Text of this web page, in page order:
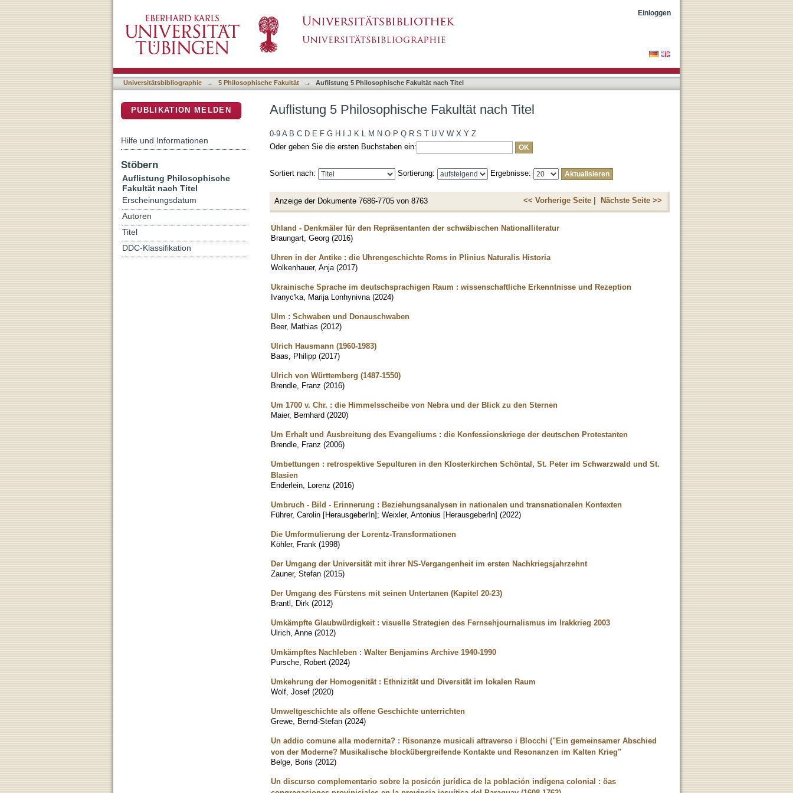
Einloggen
Universitätsbibliographie → 5 Philosophische Fakultät → Auflistung 5 Philosophische Fakultät nach Titel
Auflistung 5 Philosophische Fakultät nach Titel
0-9 A B C D E F G H J K L M N O P Q R S T U V W X Y Z
Oder geben Sie die ersten Buchstaben ein:
Sortiert nach: Sortierung: Ergebnisse:
Anzeige der Dokumente 7686-7705 von 8763 << Vorherige Seite | Nächste Seite >>
Uhland - Denkmäler für den Repräsentanten der schwäbischen Nationalliteratur
Braungart, Georg (2016)
Uhren in der Antike : die Uhrengeschichte Roms in Plinius Naturalis Historia
Wolkenhauer, Anja (2017)
Ukrainische Sprache im deutschsprachigen Raum : wissenschaftliche Erkenntnisse und Rezeption
Ivanycʹka, Marija Lonhynivna (2024)
Ulm : Schwaben und Donauschwaben
Beer, Mathias (2012)
Ulrich Hausmann (1960-1983)
Baas, Philipp (2017)
Ulrich von Württemberg (1487-1550)
Brendle, Franz (2016)
Um 1700 v. Chr. : die Himmelsscheibe von Nebra und der Blick zu den Sternen
Maier, Bernhard (2020)
Um Erhalt und Ausbreitung des Evangeliums : die Konfessionskriege der deutschen Protestanten
Brendle, Franz (2006)
Umbettungen : retrospektive Sepulturen in den Klosterkirchen Schöntal, St. Peter im Schwarzwald und St.
Blasien
Enderlein, Lorenz (2016)
Umbruch - Bild - Erinnerung : Beziehungsanalysen in nationalen und transnationalen Kontexten
Führer, Carolin [HerausgeberIn]; Weixler, Antonius [HerausgeberIn] (2022)
Die Umformulierung der Lorentz-Transformationen
Köhler, Frank (1998)
Der Umgang der Universität mit ihrer NS-Vergangenheit im ersten Nachkriegsjahrzehnt
Zauner, Stefan (2015)
Der Umgang des Fürstens mit seinen Untertanen (Kapitel 20-23)
Brantl, Dirk (2012)
Umkämpfte Glaubwürdigkeit : visuelle Strategien des Fernsehjournalismus im Irakkrieg 2003
Ulrich, Anne (2012)
Umkämpftes Nachleben : Walter Benjamins Archive 1940-1990
Pursche, Robert (2024)
Umkehrung der Homogenität : Ethnizität und Diversität im lokalen Raum
Wolf, Josef (2020)
Umweltgeschichte als offene Geschichte unterrichten
Grewe, Bernd-Stefan (2024)
Un addio comune alla modernita? : Risonanze musicali attraverso i Blocchi ("Ein gemeinsamer Abschied
von der Moderne? Musikalische blockübergreifende Kontakte und Resonanzen im Kalten Krieg"
Belge, Boris (2012)
Un discurso complementario sobre la posicón jurídica de la población indígena colonial : öas
PUBLIKATION MELDEN
Hilfe und Informationen
Stöbern
Auflistung Philosophische
Fakultät nach Titel
Erscheinungsdatum
Autoren
Titel
DDC-Klassifikation